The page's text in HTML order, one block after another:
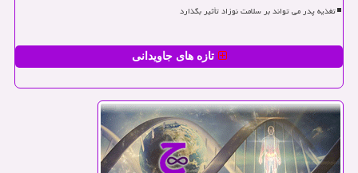
تغذیه پدر می تواند بر سلامت نوزاد تأثیر بگذارد
تازه های جاویدانی